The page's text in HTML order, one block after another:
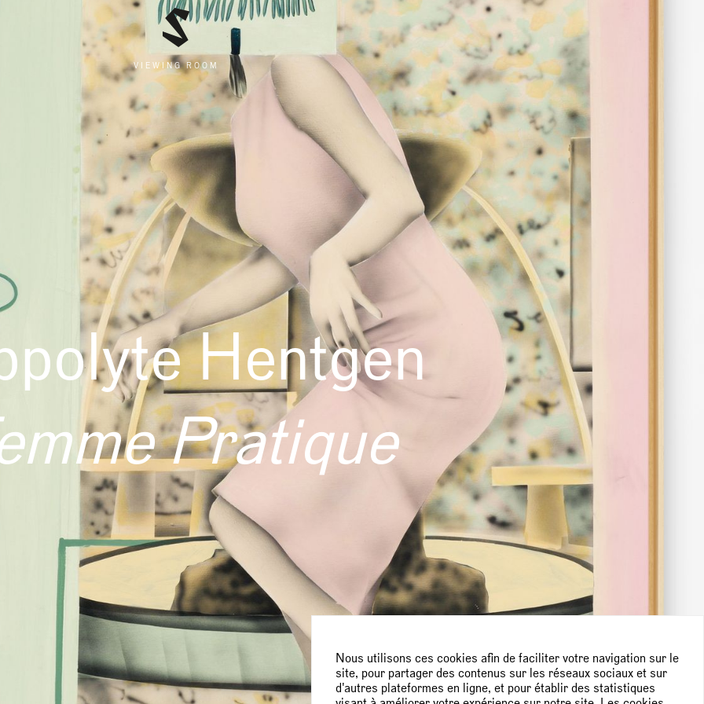
Nous utilisons ces cookies afin de faciliter votre navigation sur le
site, pour partager des contenus sur les réseaux sociaux et sur
d'autres plateformes en ligne, et pour établir des statistiques
VIEWING ROOM
Hentgen
Pratique